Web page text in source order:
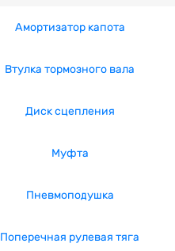
Амортизатор капота
Втулка тормозного вала
Диск сцепления
Муфта
Пневмоподушка
Поперечная рулевая тяга